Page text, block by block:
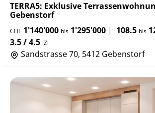
TERRA5: Exklusive
Gebenstorf
CHF 1'140'000 bis 1'295'000 | 108.5 bis
3.5 / 4.5 Zi
Sandstrasse 70, 5412 Gebenstorf